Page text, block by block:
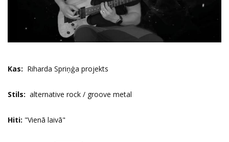
Kas: Riharda Spriņģa projekts
Stils: alternative rock / groove metal
Hiti: "Vienā laivā"